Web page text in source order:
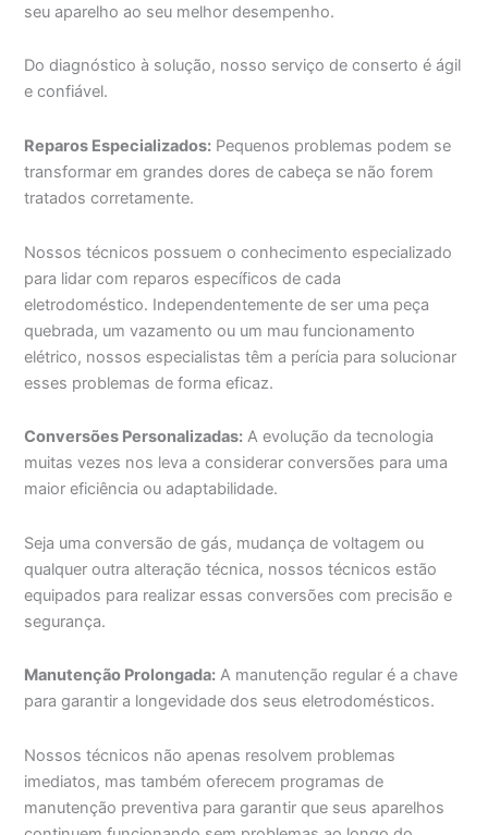
seu aparelho ao seu melhor desempenho.
Do diagnóstico à solução, nosso serviço de conserto é ágil
e confiável.
Reparos Especializados: Pequenos problemas podem se
transformar em grandes dores de cabeça se não forem
tratados corretamente.
Nossos técnicos possuem o conhecimento especializado
para lidar com reparos específicos de cada
eletrodoméstico. Independentemente de ser uma peça
quebrada, um vazamento ou um mau funcionamento
elétrico, nossos especialistas têm a perícia para solucionar
esses problemas de forma eficaz.
Conversões Personalizadas: A evolução da tecnologia
muitas vezes nos leva a considerar conversões para uma
maior eficiência ou adaptabilidade.
Seja uma conversão de gás, mudança de voltagem ou
qualquer outra alteração técnica, nossos técnicos estão
equipados para realizar essas conversões com precisão e
segurança.
Manutenção Prolongada: A manutenção regular é a chave
para garantir a longevidade dos seus eletrodomésticos.
Nossos técnicos não apenas resolvem problemas
imediatos, mas também oferecem programas de
manutenção preventiva para garantir que seus aparelhos